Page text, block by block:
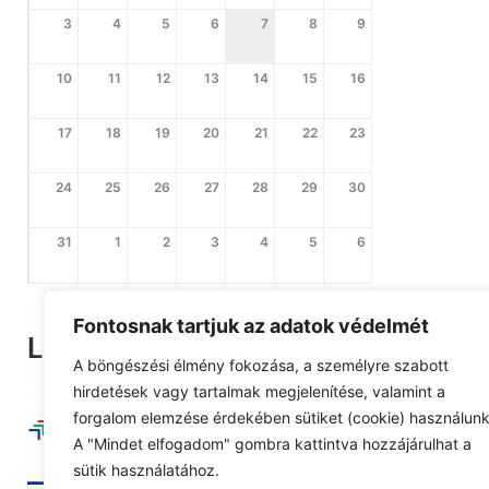
Fontosnak tartjuk az adatok védelmét
A böngészési élmény fokozása, a személyre szabott
hirdetések vagy tartalmak megjelenítése, valamint a
forgalom elemzése érdekében sütiket (cookie)
A "Mindet elfogadom" gombra kattintva hozzájárulhat a
sütik használatához.
3 4 5 6 7 8 9
10 11 12 13 14 15 16
17 18 19 20 21 22 23
24 25 26 27 28 29 30
31 1 2 3 4 5 6
Legutóbbi pályázat